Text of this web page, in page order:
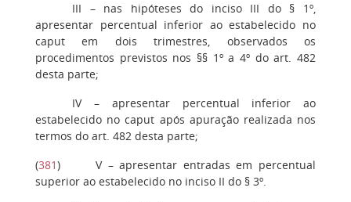
III – nas hipóteses do inciso III do § 1º,
apresentar percentual inferior ao estabelecido no
caput em dois trimestres, observados os
procedimentos previstos nos §§ 1º a 4º do art. 482
desta parte;
IV– apresentar percentual inferior ao
estabelecido no caput após apuração realizada nos
termos do art. 482 desta parte;
(381)V – apresentar entradas em percentual
superior ao estabelecido no inciso II do § 3º.